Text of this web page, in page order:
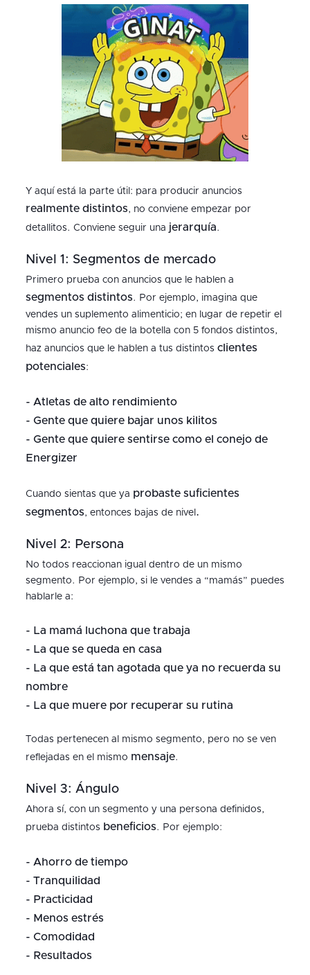
Y aquí está la parte útil: para producir anuncios
realmente distintos, no conviene empezar por
detallitos. Conviene seguir una jerarquía.
Nivel 1: Segmentos de mercado
Primero prueba con anuncios que le hablen a
segmentos distintos. Por ejemplo, imagina que
vendes un suplemento alimenticio; en lugar de repetir el
mismo anuncio feo de la botella con 5 fondos distintos,
haz anuncios que le hablen a tus distintos clientes
potenciales:
- Atletas de alto rendimiento
- Gente que quiere bajar unos kilitos
- Gente que quiere sentirse como el conejo de
Energizer
Cuando sientas que ya probaste suficientes
segmentos, entonces bajas de nivel.
Nivel 2: Persona
No todos reaccionan igual dentro de un mismo
segmento. Por ejemplo, si le vendes a “mamás” puedes
hablarle a:
- La mamá luchona que trabaja
- La que se queda en casa
- La que está tan agotada que ya no recuerda su
nombre
- La que muere por recuperar su rutina
Todas pertenecen al mismo segmento, pero no se ven
reflejadas en el mismo mensaje.
Nivel 3: Ángulo
Ahora sí, con un segmento y una persona definidos,
prueba distintos beneficios. Por ejemplo:
- Ahorro de tiempo
- Tranquilidad
- Practicidad
- Menos estrés
- Comodidad
- Resultados